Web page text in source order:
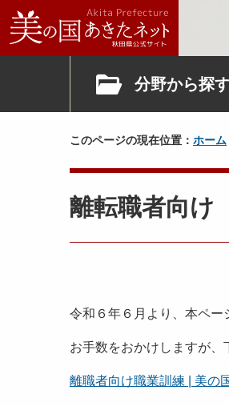
分野から探
このページの現在位置： ホーム
離転職者向け
令和６年６月より、本ペー
お手数をおかけしますが、
離職者向け職業訓練 | 美の